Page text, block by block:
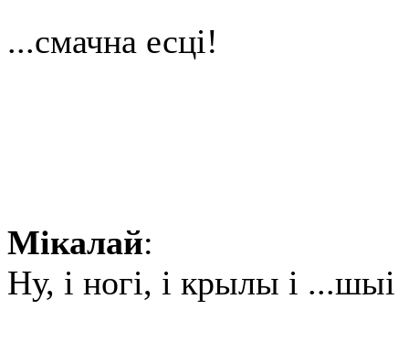
...смачна есці!
Мікалай:
Ну, і ногі, і крылы і ...шыі